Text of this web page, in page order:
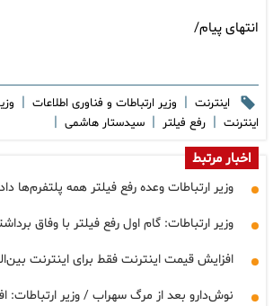
انتهای پیام/
اینترنت | وزیر ارتباطات و فناوری اطلاعات |
اینترنت | رفع فیلتر | سیدستار هاشمی |
اخبار مرتبط
وزیر ارتباطات وعده رفع فیلتر همه پلتفرم‌ها داد
وزیر ارتباطات: گام اول رفع فیلتر با وفاق
افزایش قیمت اینترنت فقط برای اینترنت
نوش‌دارو بعد از مرگ سهراب / وزیر ارتباطات: